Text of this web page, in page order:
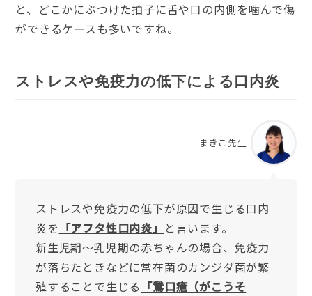
と、どこかにぶつけた拍子に舌や口の内側を噛んで傷
ができるケースも多いですね。
ストレスや免疫力の低下による口内炎
まきこ先生
ストレスや免疫力の低下が原因で生じる口内
炎を 「アフタ性口内炎」 と言います。
新生児期～乳児期の赤ちゃんの場合、免疫力
が落ちたときなどに常在菌のカンジダ菌が繁
殖することで生じる 「鵞口瘡（がこうそ